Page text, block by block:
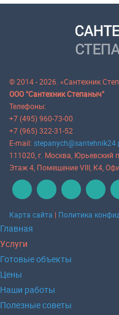
© 2014 - 2026. «Сантехник
ООО "Сантехник Степаныч"
Телефоны:
+7 (495) 960-73-00
+7 (965) 322-31-52
E-mail:
111020 , г. Москва Юрьевский
Этаж 4, Помещение VIII, К4,
Карта сайта | Политика
Главная
Услуги
Готовые объекты
Цены
Наши работы
Полезные советы